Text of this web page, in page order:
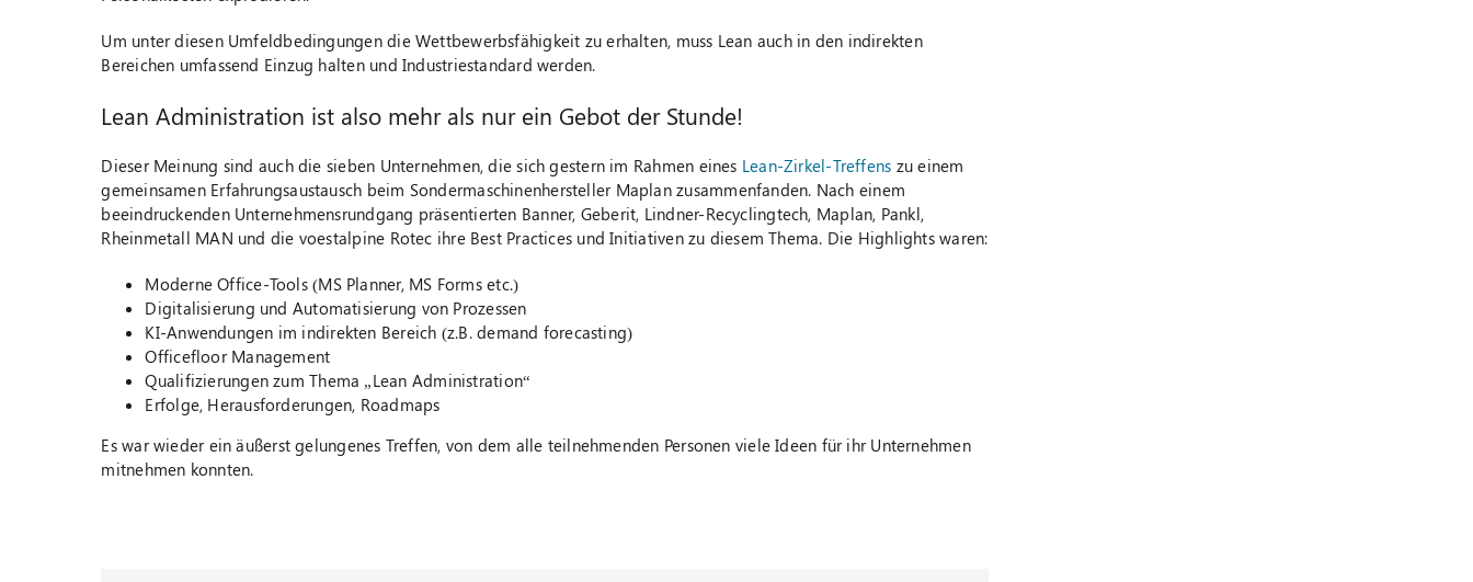
Um unter diesen Umfeldbedingungen die Wettbewerbsfähigkeit zu erhalten, muss Lean auch in den indirekten
Bereichen umfassend Einzug halten und Industriestandard werden.
Lean Administration ist also mehr als nur ein Gebot der Stunde!
Dieser Meinung sind auch die sieben Unternehmen, die sich gestern im Rahmen eines Lean-Zirkel-Treffens zu einem
gemeinsamen Erfahrungsaustausch beim Sondermaschinenhersteller Maplan zusammenfanden. Nach einem
beeindruckenden Unternehmensrundgang präsentierten Banner, Geberit, Lindner-Recyclingtech, Maplan, Pankl,
Rheinmetall MAN und die voestalpine Rotec ihre Best Practices und Initiativen zu diesem Thema. Die Highlights waren:
Moderne Office-Tools (MS Planner, MS Forms etc.)
Digitalisierung und Automatisierung von Prozessen
KI-Anwendungen im indirekten Bereich (z.B. demand forecasting)
Officefloor Management
Qualifizierungen zum Thema „Lean Administration“
Erfolge, Herausforderungen, Roadmaps
Es war wieder ein äußerst gelungenes Treffen, von dem alle teilnehmenden Personen viele Ideen für ihr Unternehmen
mitnehmen konnten.